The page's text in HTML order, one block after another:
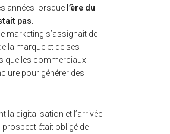
années lorsque l’ère du
pas.
marketing s’assignait de
la marque et de ses
que les commerciaux
pour générer des
la digitalisation et l’arrivée
prospect était obligé de